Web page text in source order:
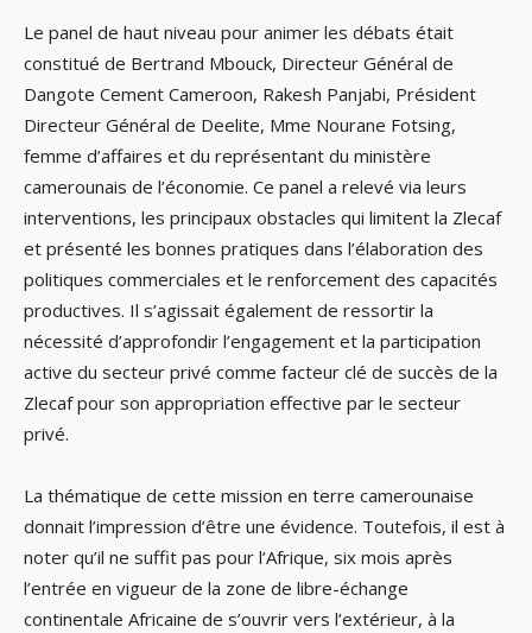
Le panel de haut niveau pour animer les débats était
constitué de Bertrand Mbouck, Directeur Général de
Dangote Cement Cameroon, Rakesh Panjabi, Président
Directeur Général de Deelite, Mme Nourane Fotsing,
femme d’affaires et du représentant du ministère
camerounais de l’économie. Ce panel a relevé via leurs
interventions, les principaux obstacles qui limitent la Zlecaf
et présenté les bonnes pratiques dans l’élaboration des
politiques commerciales et le renforcement des capacités
productives. Il s’agissait également de ressortir la
nécessité d’approfondir l’engagement et la participation
active du secteur privé comme facteur clé de succès de la
Zlecaf pour son appropriation effective par le secteur
privé.
La thématique de cette mission en terre camerounaise
donnait l’impression d’être une évidence. Toutefois, il est à
noter qu’il ne suffit pas pour l’Afrique, six mois après
l’entrée en vigueur de la zone de libre-échange
continentale Africaine de s’ouvrir vers l’extérieur, à la